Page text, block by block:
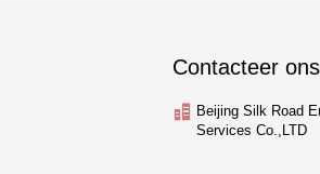
Contacteer ons
Beijing Silk Road
Services Co.,LTD